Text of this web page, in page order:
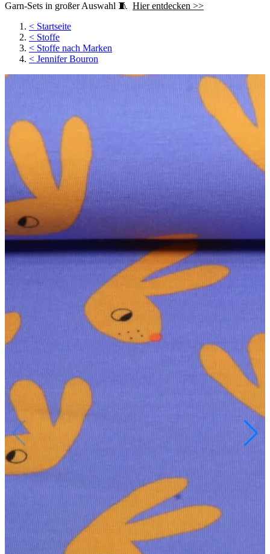
Garn-Sets in großer Auswahl 🧵 Hier entdecken >>
< Startseite
< Stoffe
< Stoffe nach Marken
< Jennifer Bouron